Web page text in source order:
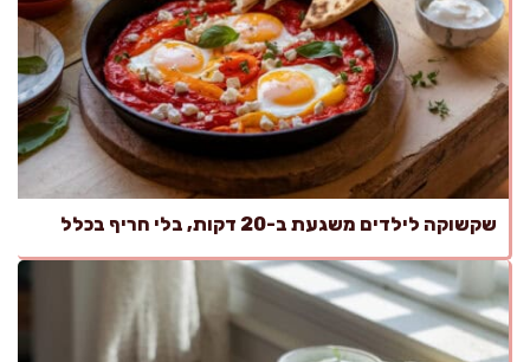
שקשוקה לילדים משגעת ב-20 דקות, בלי חריף בכלל